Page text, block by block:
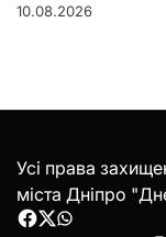
10.08.2026
Усі права
міста Дніпро
Facebook
Twitter
WhatsApp